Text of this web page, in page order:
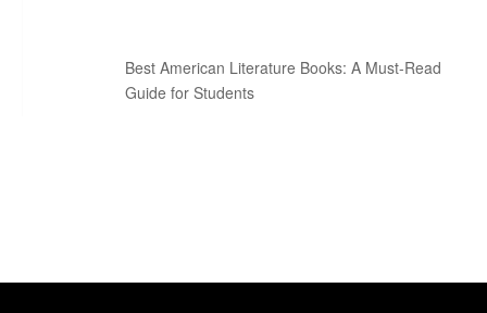
Best American Literature Books: A Must-Read
Guide for Students